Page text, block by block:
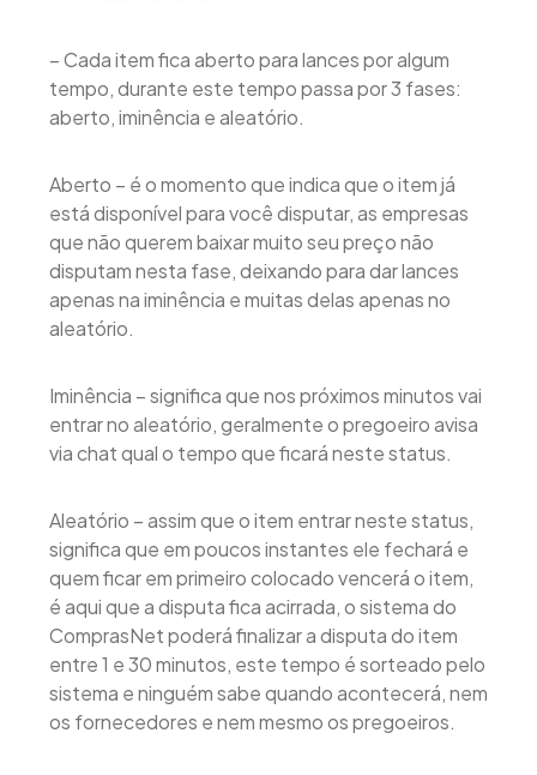
– Cada item fica aberto para lances por algum
tempo, durante este tempo passa por 3 fases:
aberto, iminência e aleatório.
Aberto – é o momento que indica que o item já
está disponível para você disputar, as empresas
que não querem baixar muito seu preço não
disputam nesta fase, deixando para dar lances
apenas na iminência e muitas delas apenas no
aleatório.
Iminência – significa que nos próximos minutos vai
entrar no aleatório, geralmente o pregoeiro avisa
via chat qual o tempo que ficará neste status.
Aleatório – assim que o item entrar neste status,
significa que em poucos instantes ele fechará e
quem ficar em primeiro colocado vencerá o item,
é aqui que a disputa fica acirrada, o sistema do
ComprasNet poderá finalizar a disputa do item
entre 1 e 30 minutos, este tempo é sorteado pelo
sistema e ninguém sabe quando acontecerá, nem
os fornecedores e nem mesmo os pregoeiros.